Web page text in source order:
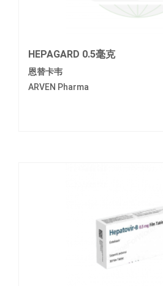
HEPAGARD 0.5毫克
恩替卡韦
ARVEN Pharma